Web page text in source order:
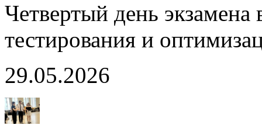
Четвертый день
тестирования и
29.05.2026